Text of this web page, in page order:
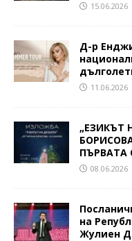
15.06.2026
Д-р
11.06.2026
„ЕЗИКЪТ
ПЪРВАТА
08.06.2026
на
Жулиен